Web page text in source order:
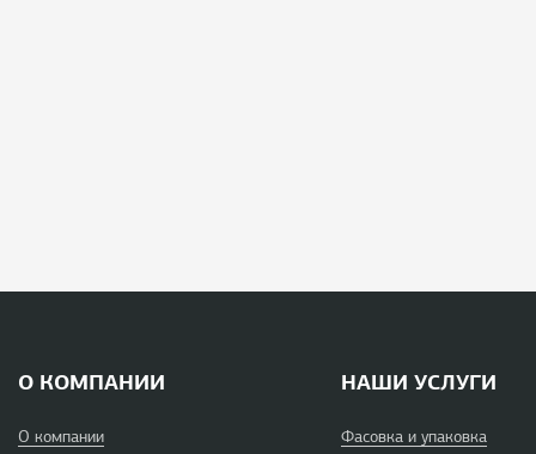
О КОМПАНИИ
О компании
НАШИ УСЛУГИ
Фасовка и упаковка